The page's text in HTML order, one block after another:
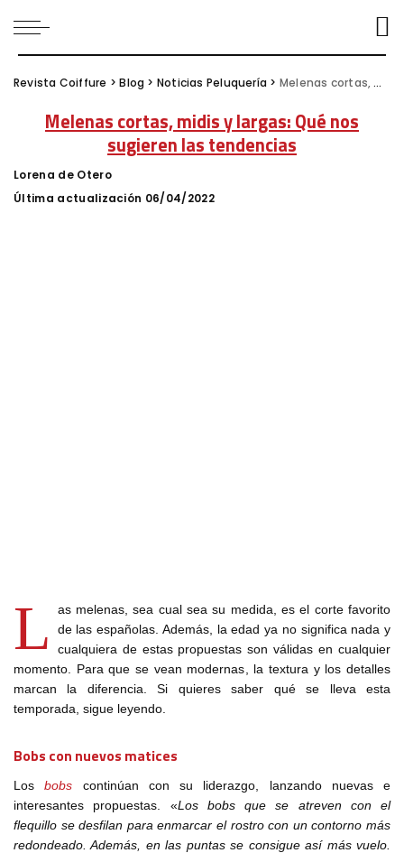
Revista Coiffure >Blog > Noticias Peluquería > Melenas cortas, midis y largas: Qué nos sugieren las tendencias
Melenas cortas, midis y largas: Qué nos
sugieren las tendencias
Posted
by
Lorena de Otero
Última actualización 06/04/2022
L
as melenas, sea cual sea su medida, es el corte favorito
de las españolas. Además, la edad ya no significa nada y
cualquiera de estas propuestas son válidas en cualquier
momento. Para que se vean modernas, la textura y los detalles
marcan la diferencia. Si quieres saber qué se lleva esta
temporada, sigue leyendo.
Bobs con nuevos matices
Losbobs continúan con su liderazgo, lanzando nuevas e
interesantes propuestas. «Los bobs que se atreven con el
flequillo se desfilan para enmarcar el rostro con un contorno más
redondeado. Además, en las puntas se consigue así más vuelo.